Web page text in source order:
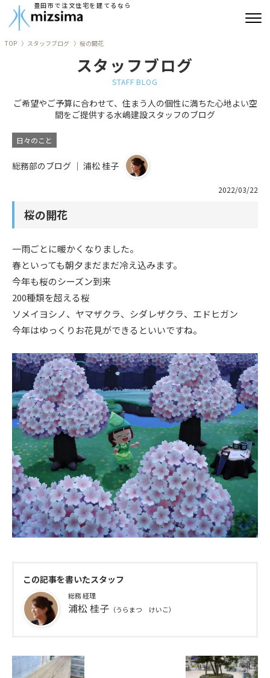
豊田市で注文住宅を建てるなら
リフォーム
古民家再生
建築実績
ニュース
イベント情報
資料請求・お問い合わせ
TOP スタッフブログ 桜の開花
スタッフブログ
STAFF BLOG
ご希望やご予算に合わせて、住まう人の個性に満ちた心地よい空
間をご提供する水嶋建設スタッフのブログ
日々のこと
総務部のブログ ｜ 浦松 桂子
2022/03/22
桜の開花
一雨ごとに暖かくなりました。
春といっても朝夕まだまだ冷え込みます。
今年も桜のシーズン到来
200種類を超える桜
ソメイヨシノ、ヤマザクラ、シダレザクラ、エドヒガン
今年はゆっくりお花見ができるといいですね。
この記事を書いたスタッフ
総務 経理
浦松 桂子 （うらまつ けいこ）